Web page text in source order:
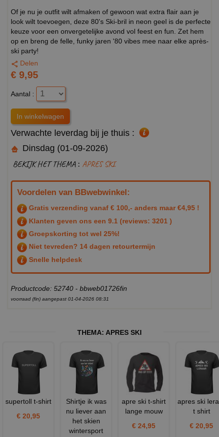
Of je nu je outfit wilt afmaken of gewoon wat extra flair aan je
look wilt toevoegen, deze 80's Ski-bril in neon geel is de perfecte
keuze voor een onvergetelijke avond vol feest en fun. Zet hem
op en breng de felle, funky jaren '80 vibes mee naar elke après-
ski party!
Delen
€ 9,95
Aantal :
Verwachte leverdag bij je thuis :
Dinsdag (01-09-2026)
BEKIJK HET THEMA : APRES SKI
Voordelen van BBwebwinkel:
Gratis verzending vanaf € 100,- anders maar €4,95 !
Klanten geven ons een 9.1 (reviews: 3201 )
Groepskorting tot wel 25%!
Niet tevreden? 14 dagen retourtermijn
Snelle helpdesk
Productcode: 52740 - bbweb01726fin
voorraad (fin) aangepast 01-04-2026 08:31
THEMA: APRES SKI
supertoll t-shirt
€ 20,95
Shirtje ik was
nu liever aan
het skien
wintersport
apre ski t-shirt
lange mouw
€ 24,95
apres ski
t shirt
€ 20,95